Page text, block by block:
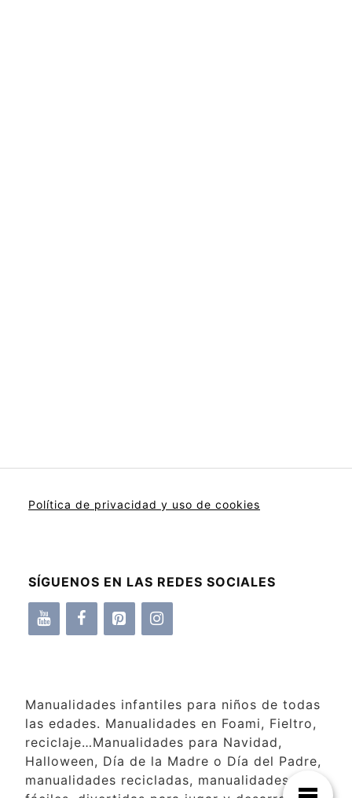
Política de privacidad y uso de cookies
SÍGUENOS EN LAS REDES SOCIALES
Manualidades infantiles para niños de todas
las edades. Manualidades en Foami, Fieltro,
reciclaje…Manualidades para Navidad,
Halloween, Día de la Madre o Día del Padre,
manualidades recicladas, manualidades